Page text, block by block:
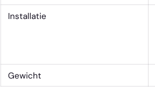
Installatie
Gewicht